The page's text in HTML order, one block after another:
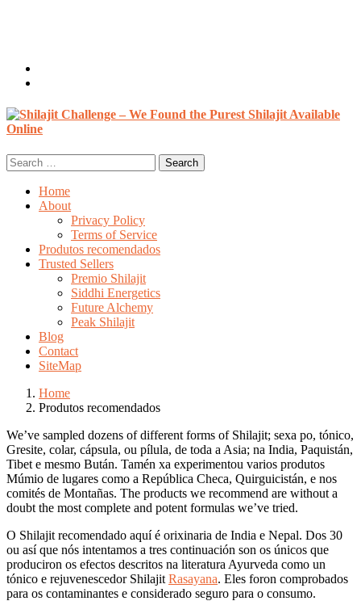
Search
for:
Home
About
Privacy Policy
Terms of Service
Produtos recomendados
Trusted Sellers
Premio Shilajit
Siddhi Energetics
Future Alchemy
Peak Shilajit
Blog
Contact
SiteMap
Home
Produtos recomendados
We’ve sampled dozens of different forms of Shilajit; sexa po, tónico,
Gresite, colar, cápsula, ou pílula, de toda a Asia; na India, Paquistán,
Tibet e mesmo Bután. Tamén xa experimentou varios produtos
Múmio de lugares como a República Checa, Quirguicistán, e nos
comités de Montañas. The products we recommend are without a
doubt the most complete and potent formulas we’ve tried.
O Shilajit recomendado aquí é orixinaria de India e Nepal. Dos 30
ou así que nós intentamos a tres continuación son os únicos que
produciron os efectos descritos na literatura Ayurveda como un
tónico e rejuvenescedor Shilajit Rasayana. Eles foron comprobados
para os contaminantes e considerado seguro para o consumo.